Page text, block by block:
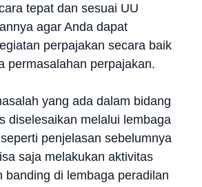
tepat dan sesuai UU
agar Anda dapat
perpajakan secara baik
permasalahan perpajakan.
yang ada dalam bidang
diselesaikan melalui lembaga
penjelasan sebelumnya
saja melakukan aktivitas
banding di lembaga peradilan